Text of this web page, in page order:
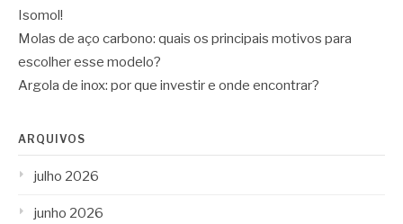
Isomol!
Molas de aço carbono: quais os principais motivos para
escolher esse modelo?
Argola de inox: por que investir e onde encontrar?
ARQUIVOS
julho 2026
junho 2026